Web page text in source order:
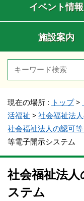
イベント情報
施設案内
現在の場所 : トップ>
活福祉 > 社会福祉法
社会福祉法人の認可
等電子開示システム
社会福祉法
ステム